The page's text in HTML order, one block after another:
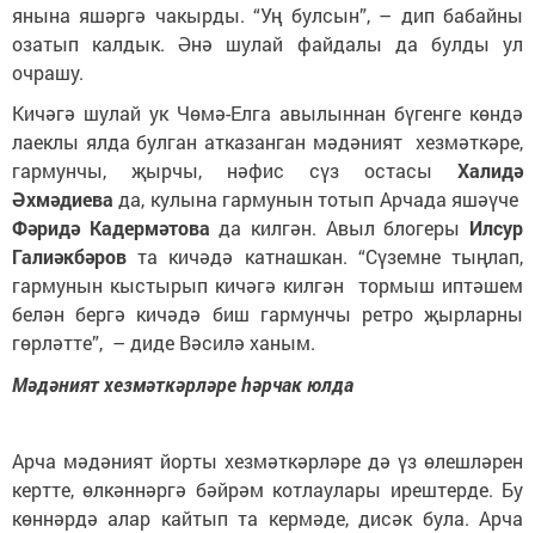
янына яшәргә чакырды. “Уң булсын”, – дип бабайны
озатып калдык. Әнә шулай файдалы да булды ул
очрашу.
Кичәгә шулай ук Чөмә-Елга авылыннан бүгенге көндә
лаеклы ялда булган атказанган мәдәният хезмәткәре,
гармунчы, җырчы, нәфис сүз остасы Халидә
Әхмәдиевада, кулына гармунын тотып Арчада яшәүче
Фәридә Кадермәтовада килгән. Авыл блогеры Илсур
Галиәкбәров та кичәдә катнашкан. “Сүземне тыңлап,
гармунын кыстырып кичәгә килгән тормыш иптәшем
белән бергә кичәдә биш гармунчы ретро җырларны
гөрләтте”, – диде Вәсилә ханым.
Мәдәният хезмәткәрләре һәрчак юлда
Арча мәдәният йорты хезмәткәрләре дә үз өлешләрен
кертте, өлкәннәргә бәйрәм котлаулары ирештерде. Бу
көннәрдә алар кайтып та кермәде, дисәк була. Арча